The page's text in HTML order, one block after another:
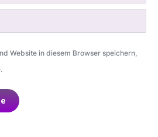
Website in diesem Browser speichern,